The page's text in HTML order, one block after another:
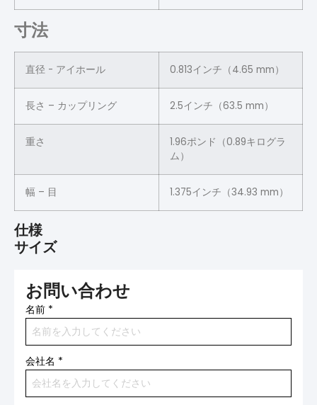
寸法
直径 - アイホール 0.813インチ（4.65 mm）
長さ – カップリング 2.5インチ（63.5 mm）
重さ
1.96ポンド（0.89キログラ
ム）
幅 – 目 1.375インチ（34.93 mm）
仕様
サイズ
お問い合わせ
名前 *
会社名 *